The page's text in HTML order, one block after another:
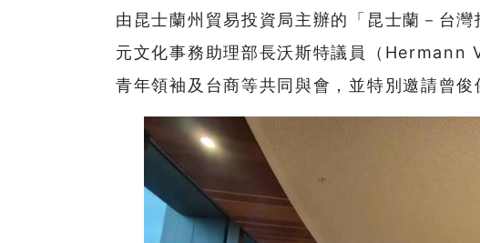
由昆士蘭州貿易投資局主辦的「昆士蘭－台
元文化事務助理部長沃斯特議員（Hermann
青年領袖及台商等共同與會，並特別邀請曾俊